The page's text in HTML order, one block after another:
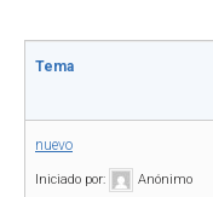
Tema
nuevo
Iniciado por: Anónimo